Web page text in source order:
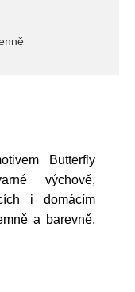
Butterfly
výchově,
i domácím
a barevně,